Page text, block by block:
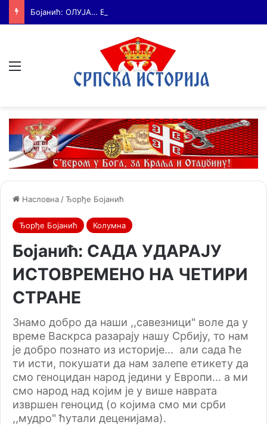
Бојанић: ОЛУЈА… Битка за истину води се и бројкама
Насловна /Ђорђе Бојанић
Ђорђе Бојанић Колумна
Бојанић: САДА УДАРАЈУ
ИСТОВРЕМЕНО НА ЧЕТИРИ
СТРАНЕ
Знамо добро да наши ,,савезници" воле да у
време Васкрса разарају нашу Србију, то нам
је добро познато из историје... али сада ће
ти исти, покушати да нам залепе етикету да
смо геноцидан народ једини у Европи... а ми
смо народ над којим је у више наврата
извршен геноцид (о којима смо ми срби
,,мудро" ћутали деценијама).